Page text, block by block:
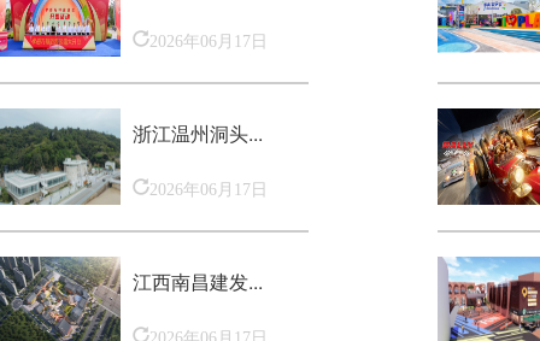
2026年06月17日
浙江温州洞头...
2026年06月17日
江西南昌建发...
2026年06月17日